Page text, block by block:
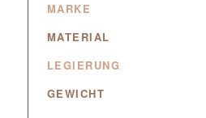
MARKE
MATERIAL
LEGIERUNG
GEWICHT